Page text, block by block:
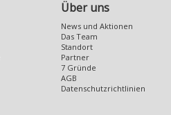
Über uns
News und Aktionen
Das Team
Standort
Partner
7 Gründe
AGB
Datenschutzrichtlinien